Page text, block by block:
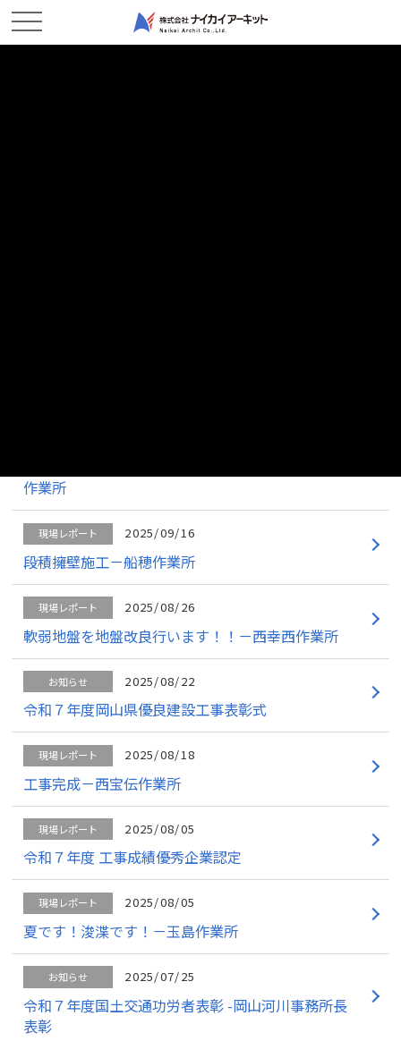
作業所
現場レポート 2025/09/16
段積擁壁施工－船穂作業所
現場レポート 2025/08/26
軟弱地盤を地盤改良行います！！－西幸西作業所
お知らせ 2025/08/22
令和７年度岡山県優良建設工事表彰式
現場レポート 2025/08/18
工事完成－西宝伝作業所
現場レポート 2025/08/05
令和７年度 工事成績優秀企業認定
現場レポート 2025/08/05
夏です！浚渫です！－玉島作業所
お知らせ 2025/07/25
令和７年度国土交通功労者表彰 -岡山河川事務所長
表彰